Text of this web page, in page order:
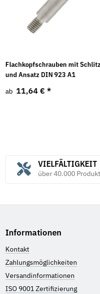
Flachkopfschrauben mit Schlitz
und Ansatz DIN 923 A1
ab 11,64 € *
VIELFÄLTIGKEIT
über 40.000
Informationen
Kontakt
Zahlungsmöglichkeiten
Versandinformationen
ISO 9001 Zertifizierung